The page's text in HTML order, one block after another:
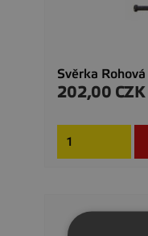
Svěrka
Precio
202,00 CZK